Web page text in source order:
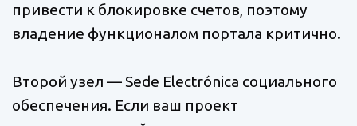
привести к блокировке счетов, поэтому
владение функционалом портала критично.
Второй узел — Sede Electrónica социального
обеспечения. Если ваш проект